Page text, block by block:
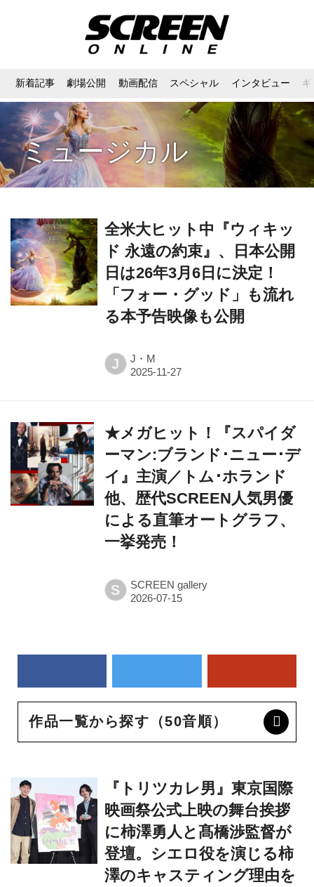
新着記事 劇場公開 動画配信 スペシャル インタビュー
ミュージカル
全米大ヒット中『ウィキッ
ド 永遠の約束』、日本公開
日は26年3月6日に決定！
「フォー・グッド」も流れ
る本予告映像も公開
J J・M
★メガヒット！『スパイダ
ーマン:ブランド･ニュー･デ
イ』主演／トム･ホランド
他、歴代SCREEN人気男優
による直筆オートグラフ、
一挙発売！
S SCREEN gallery
作品一覧から探す（50音順）
『トリツカレ男』東京国際
映画祭公式上映の舞台挨拶
に柿澤勇人と髙橋渉監督が
登壇。シエロ役を演じる柿
澤のキャスティング理由を